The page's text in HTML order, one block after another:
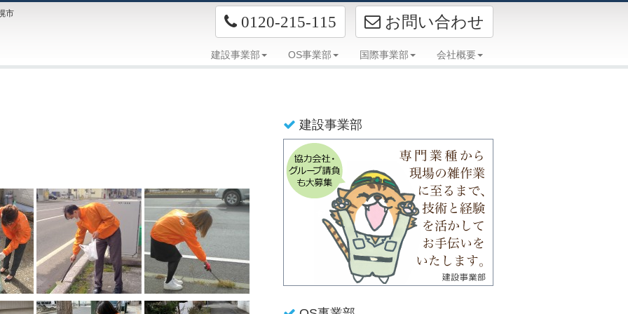
市 0120-215-115 お問い合わせ
建設事業部 OS事業部 国際事業部 会社概要
建設事業部